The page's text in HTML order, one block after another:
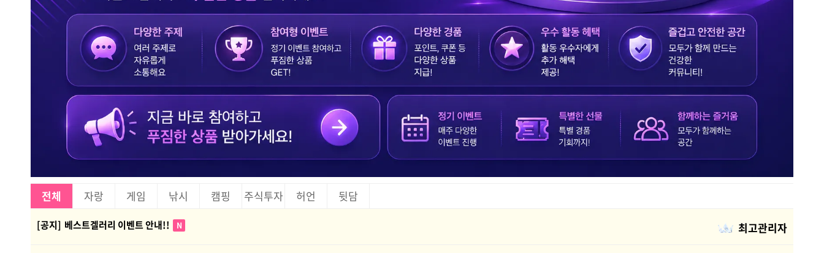
전체 자랑 게임 낚시 캠핑 주식투자 허언 뒷담
[공지] 베스트겔러리 이벤트 안내!! N 최고관리자